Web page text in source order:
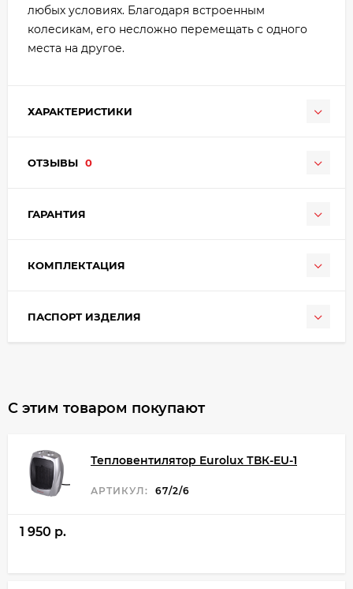
любых условиях. Благодаря встроенным
колесикам, его несложно перемещать с одного
места на другое.
ХАРАКТЕРИСТИКИ
ОТЗЫВЫ 0
ГАРАНТИЯ
КОМПЛЕКТАЦИЯ
ПАСПОРТ ИЗДЕЛИЯ
С этим товаром покупают
Тепловентилятор Eurolux ТВК-EU-1
АРТИКУЛ: 67/2/6
1 950 p.